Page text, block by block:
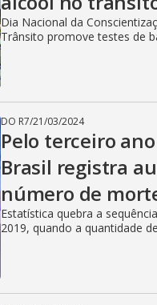
Dia Nacional da
Trânsito promove testes de
DO R7/21/03/2024
Pelo terceiro
Brasil registra
número de
Estatística quebra a
2019, quando a quantidade